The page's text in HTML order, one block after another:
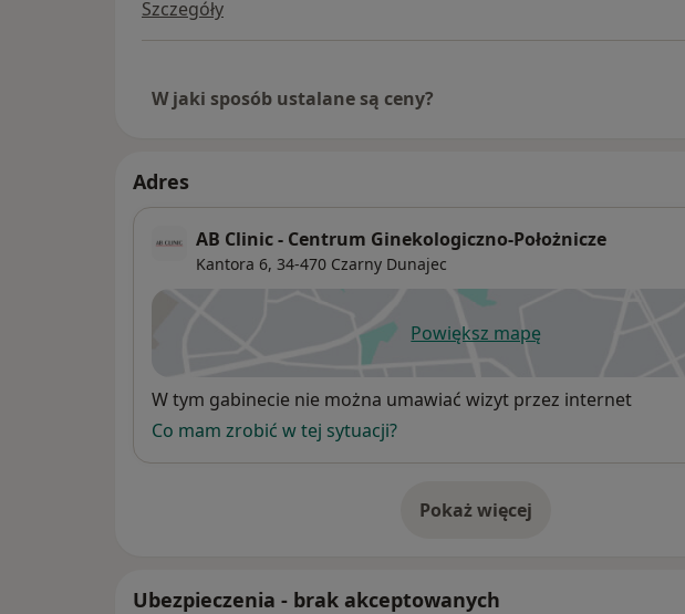
Szczegóły
W jaki sposób ustalane są ceny?
Adres
AB Clinic - Centrum Ginekologiczno-Położnicze
Kantora 6, 34-470 Czarny Dunajec
Powiększ mapęotwiera się w nowej karcie
Dostępność
W tym gabinecie nie można umawiać wizyt przez internet
Co mam zrobić w tej sytuacji?
Pokaż więcej
o adresie
Ubezpieczenia - brak akceptowanych